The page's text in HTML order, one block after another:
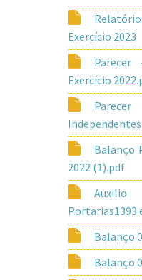
Exercício 2023
Exercício
Balanço
2022 (1).pdf
Portarias1393
Balanço
Balanço